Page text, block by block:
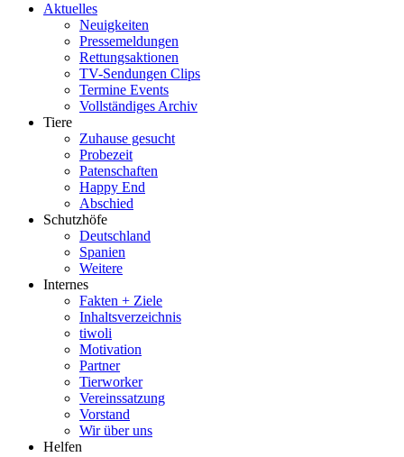
Aktuelles
Neuigkeiten
Pressemeldungen
Rettungsaktionen
TV-Sendungen Clips
Termine Events
Vollständiges Archiv
Tiere
Zuhause gesucht
Probezeit
Patenschaften
Happy End
Abschied
Schutzhöfe
Deutschland
Spanien
Weitere
Internes
Fakten + Ziele
Inhaltsverzeichnis
tiwoli
Motivation
Partner
Tierworker
Vereinssatzung
Vorstand
Wir über uns
Helfen